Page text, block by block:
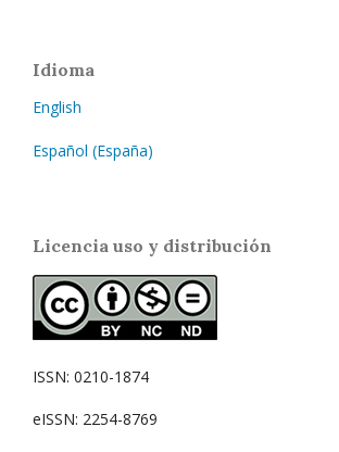
Idioma
English
Español (España)
Licencia uso y distribución
ISSN: 0210-1874
eISSN: 2254-8769